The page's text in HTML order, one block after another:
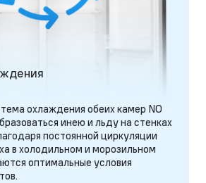
охлаждения обеих камер NO
инею и льду на стенках
постоянной циркуляции
в холодильном и морозильном
оптимальные условия